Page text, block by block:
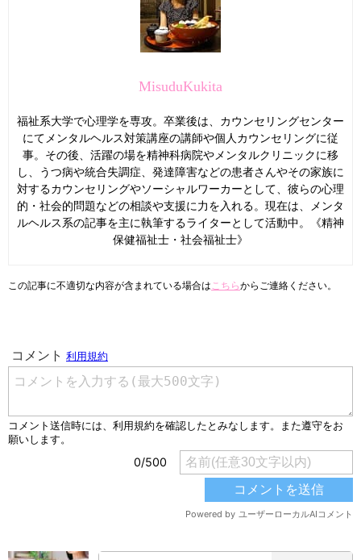
MisuduKukita
福祉系大学で心理学を専攻。卒業後は、カウンセリングセンター
にてメンタルヘルス対策講座の講師や個人カウンセリングに従
事。その後、活躍の場を精神科病院やメンタルクリニックに移
し、うつ病や統合失調症、発達障害などの患者さんやその家族に
対するカウンセリングやソーシャルワーカーとして、彼らの心理
的・社会的問題などの相談や支援に力を入れる。現在は、メンタ
ルヘルス系の記事を主に執筆するライターとして活動中。《精神
保健福祉士・社会福祉士》
この記事に不適切な内容が含まれている場合はこちらからご連絡ください。